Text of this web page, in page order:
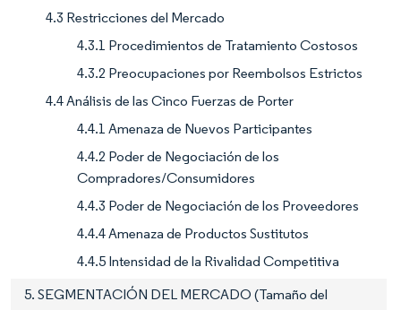
4.3 Restricciones del Mercado
4.3.1 Procedimientos de Tratamiento Costosos
4.3.2 Preocupaciones por Reembolsos Estrictos
4.4 Análisis de las Cinco Fuerzas de Porter
4.4.1 Amenaza de Nuevos Participantes
4.4.2 Poder de Negociación de los
Compradores/Consumidores
4.4.3 Poder de Negociación de los Proveedores
4.4.4 Amenaza de Productos Sustitutos
4.4.5 Intensidad de la Rivalidad Competitiva
5. SEGMENTACIÓN DEL MERCADO (Tamaño del